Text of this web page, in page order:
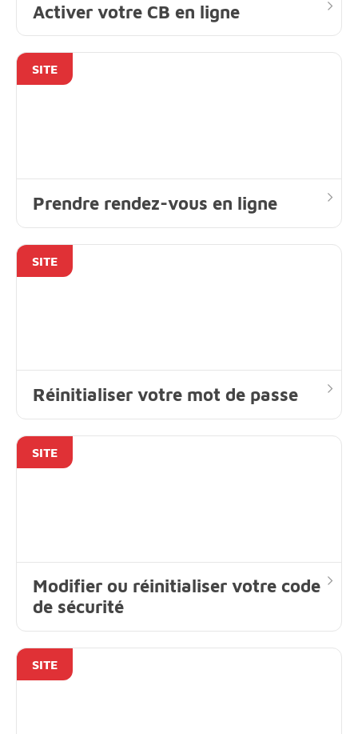
Activer votre CB en ligne
SITE
Prendre rendez-vous en ligne
SITE
Réinitialiser votre mot de passe
SITE
Modifier ou réinitialiser votre code
de sécurité
SITE